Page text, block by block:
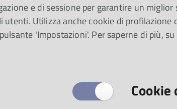
ultimo appuntamento della
e di sessione per garantire un
Utilizza anche cookie di
'Impostazioni'. Per saperne di più,